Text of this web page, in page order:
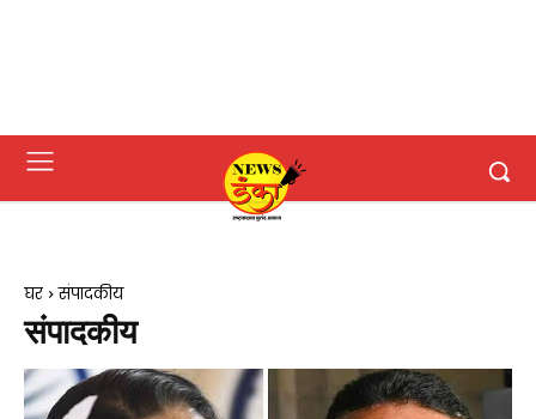
घर संपादकीय
संपादकीय